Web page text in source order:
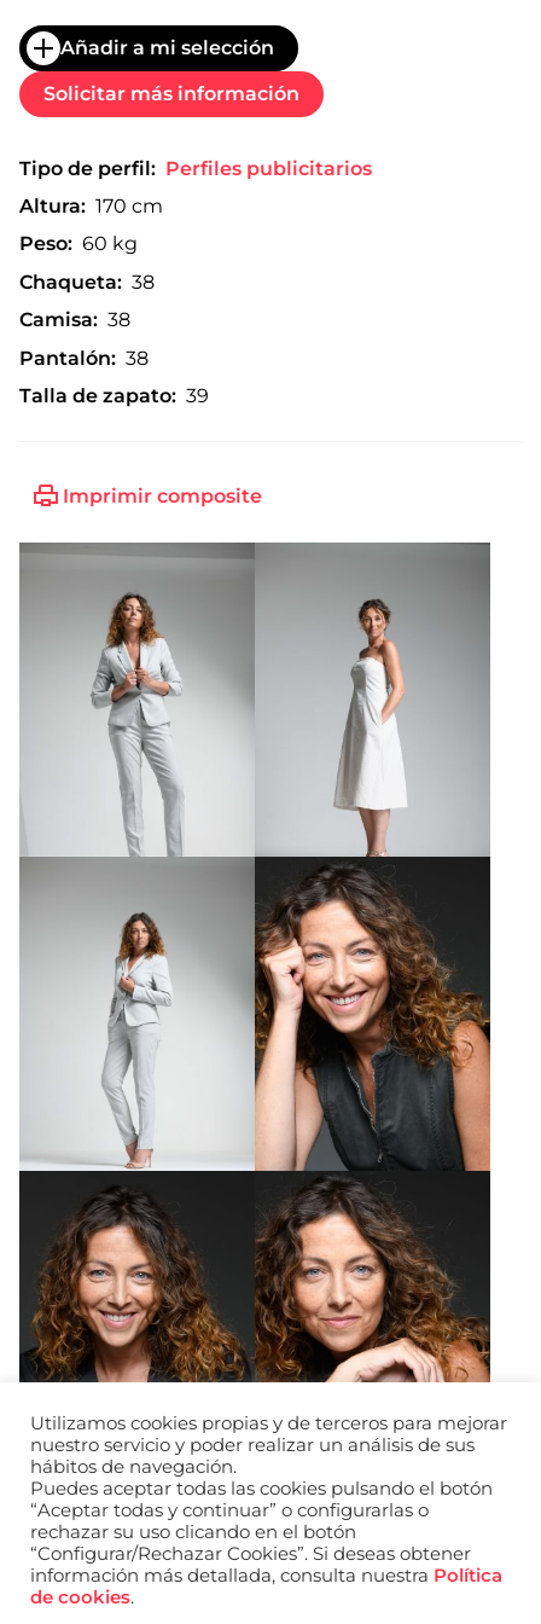
Añadir a mi selección
Solicitar más información
Tipo de perfil: Perfiles publicitarios
Altura: 170 cm
Peso: 60 kg
Chaqueta: 38
Camisa: 38
Pantalón: 38
Talla de zapato: 39
Imprimir composite
URL de Facebook
URL de Instagram
URL de Linkedin
Utilizamos cookies propias y de terceros para mejorar
nuestro servicio y poder realizar un análisis de sus
hábitos de navegación.
Puedes aceptar todas las cookies pulsando el botón
“Aceptar todas y continuar” o configurarlas o
rechazar su uso clicando en el botón
“Configurar/Rechazar Cookies”. Si deseas obtener
información más detallada, consulta nuestra Política
de cookies.